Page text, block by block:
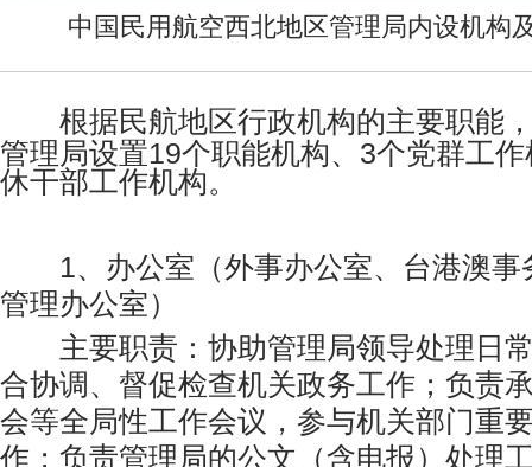
中国民用航空西北地区管理局内设机构
根据民航地区行政机构的主要职能
管理局设置19个职能机构、3个党群工
休干部工作机构。
1、办公室（外事办公室、台港澳事
管理办公室）
主要职责：协助管理局领导处理日
合协调、督促检查机关政务工作；负责
会等全局性工作会议，参与机关部门重
作；负责管理局的公文（含电报）处理
键
导
盲
模
式